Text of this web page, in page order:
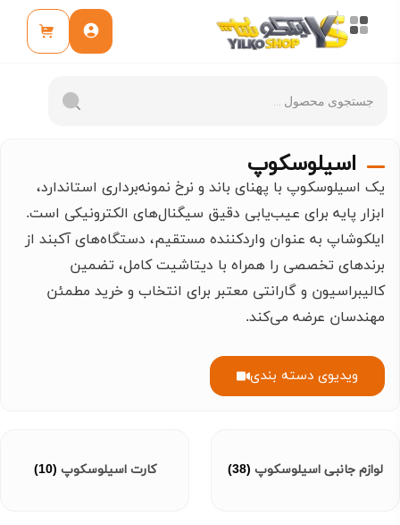
اسیلوسکوپ
یک اسیلوسکوپ با پهنای باند و نرخ نمونه‌برداری استاندارد،
ابزار پایه برای عیب‌یابی دقیق سیگنال‌های الکترونیکی است.
ایلکوشاپ به عنوان واردکننده مستقیم، دستگاه‌های آکبند از
برندهای تخصصی را همراه با دیتاشیت کامل، تضمین
کالیبراسیون و گارانتی معتبر برای انتخاب و خرید مطمئن
مهندسان عرضه می‌کند.
ویدیوی دسته بندی
لوازم جانبی اسیلوسکوپ (38) کارت اسیلوسکوپ (10)